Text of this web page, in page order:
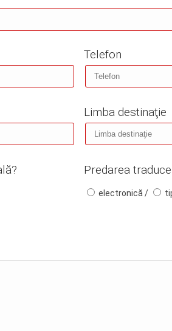
Telefon
Limba destinaţie
Predarea
electronică /